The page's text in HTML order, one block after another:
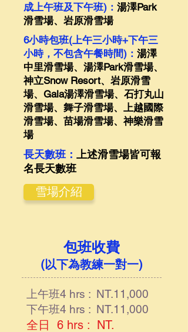
成上午班及下午班)： 湯澤Park
滑雪場、岩原滑雪場
6小時包班(上午三小時+下午三
小時，不包含午餐時間)： 湯澤
中里滑雪場、湯澤Park滑雪場、
神立Snow Resort、岩原滑雪
場、Gala湯澤滑雪場、石打丸山
滑雪場、舞子滑雪場、上越國際
滑雪場、苗場滑雪場、神樂滑雪
場
長天數班：
上述滑雪場皆可報
名長天數班
雪場介紹
包班收費
(以下為教練一對一)
上午班4 hrs : NT.11,000
下午班4 hrs : NT.11,000
全日 6 hrs : NT.